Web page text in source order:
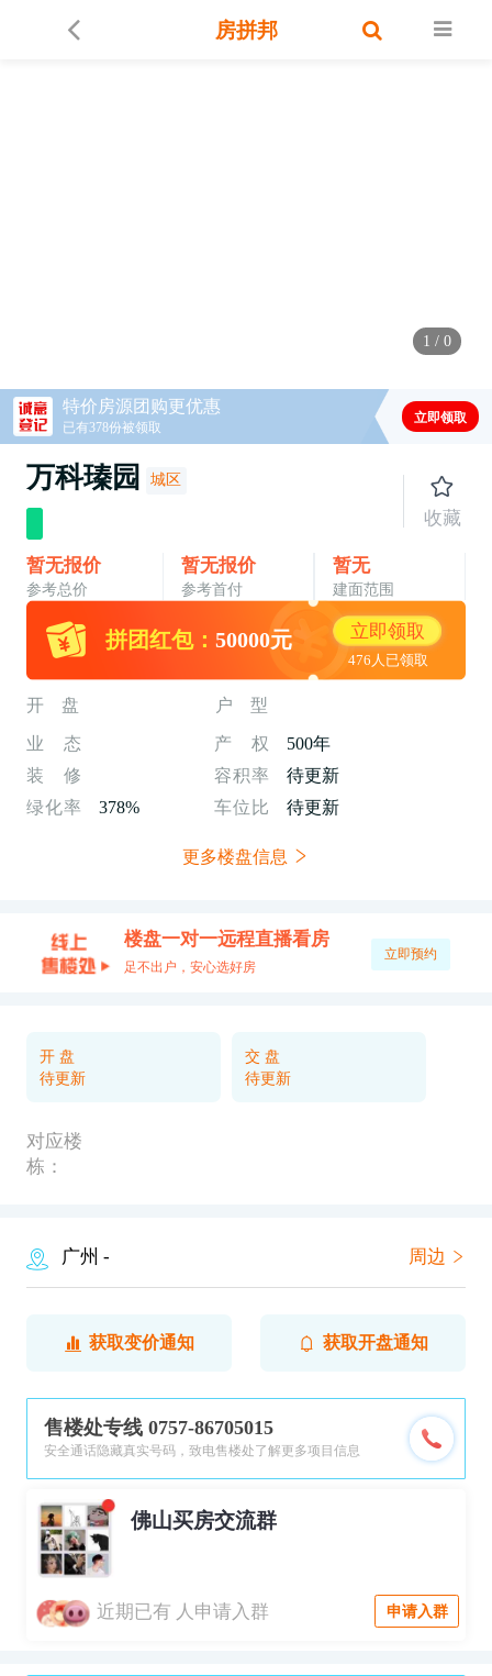
房拼邦
1 /0
特价房源团购更优惠
已有378份被领取
立即领取
万科瑧园 城区
收藏
暂无报价
参考总价
暂无报价
参考首付
暂无
建面范围
拼团红包： 50000元 立即领取
476人已领取
开 盘 户 型
业 态 产 权
500年
装
修 容积率
待更新
绿化率 378% 车位 比 待更新
更多楼盘信息
楼盘一对一远程直播看房
足不出户，安心选好房
立即预约
开 盘
待更新
交 盘
待更新
对应楼
栋：
广州 - 周边
获取变价通知 获取开盘通知
售楼处专线 0757-86705015
安全通话隐藏真实号码，致电售楼处了解更多项目信息
佛山买房交流群
申请入群
近期已有 人申请入群